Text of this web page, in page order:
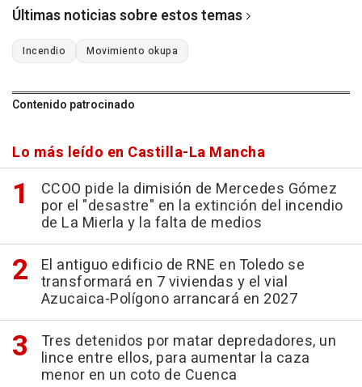
Últimas noticias sobre estos temas
Incendio Movimiento okupa
Contenido patrocinado
Lo más leído en Castilla-La Mancha
CCOO pide la dimisión de Mercedes Gómez
por el "desastre" en la extinción del incendio
de La Mierla y la falta de medios
El antiguo edificio de RNE en Toledo se
transformará en 7 viviendas y el vial
Azucaica-Polígono arrancará en 2027
Tres detenidos por matar depredadores, un
lince entre ellos, para aumentar la caza
menor en un coto de Cuenca